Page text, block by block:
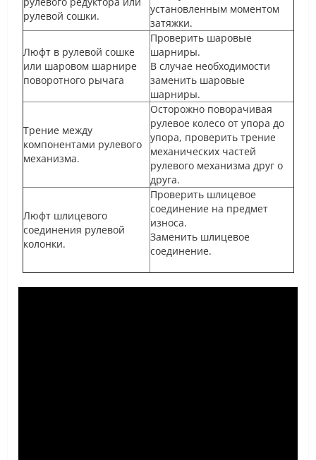
рулевой сошки.
установленным моментом
затяжки.
Люфт в рулевой сошке
или шаровом шарнире
поворотного рычага
Проверить шаровые
шарниры.
В случае необходимости
заменить шаровые
шарниры.
Трение между
компонентами рулевого
механизма.
Осторожно поворачивая
рулевое колесо от упора до
упора, проверить трение
механических частей
рулевого механизма друг о
друга.
Люфт шлицевого
соединения рулевой
колонки.
Проверить шлицевое
соединение на предмет
износа.
Заменить шлицевое
соединение.